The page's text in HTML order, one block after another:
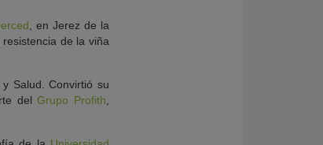
, en Jerez de la
de la viña
Salud. Convirtió su
del Grupo Profith